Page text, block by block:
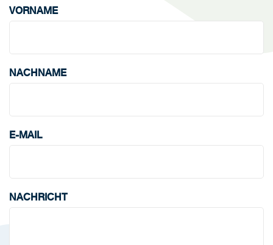
VORNAME
NACHNAME
E-MAIL
NACHRICHT